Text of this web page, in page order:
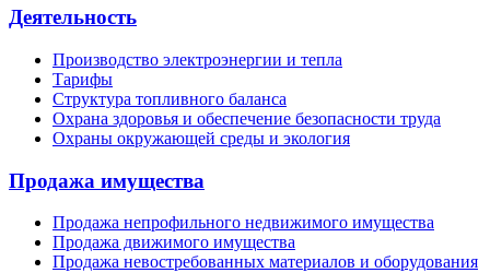
Деятельность
Производство электроэнергии и тепла
Тарифы
Структура топливного баланса
Охрана здоровья и обеспечение безопасности труда
Охраны окружающей среды и экология
Продажа имущества
Продажа непрофильного недвижимого имущества
Продажа движимого имущества
Продажа невостребованных материалов и оборудования